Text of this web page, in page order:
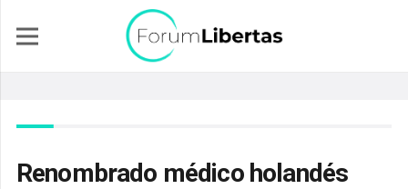
Renombrado médico holandés